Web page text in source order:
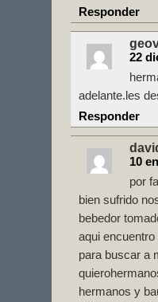
Responder
22
adelante.les
Responder
10
por
bien sufrido
bebedor
aqui
para buscar a
hermanos y